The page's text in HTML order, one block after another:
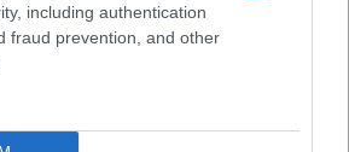
including authentication
fraud prevention, and other